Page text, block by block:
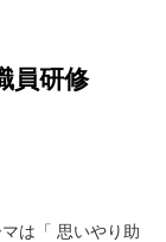
員研修
は「 思いやり助